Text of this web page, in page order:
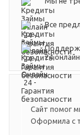
Все
24 онлайн.
Сайт помог
Оформила с